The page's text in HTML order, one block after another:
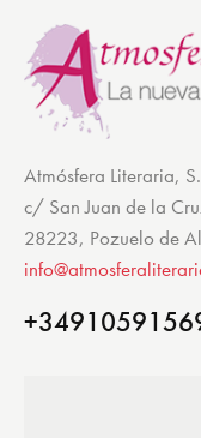
Atmósfera Literaria,
c/ San Juan de la
28223, Pozuelo de